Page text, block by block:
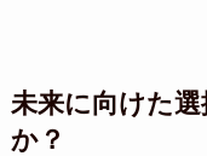
未来に向けた
か？